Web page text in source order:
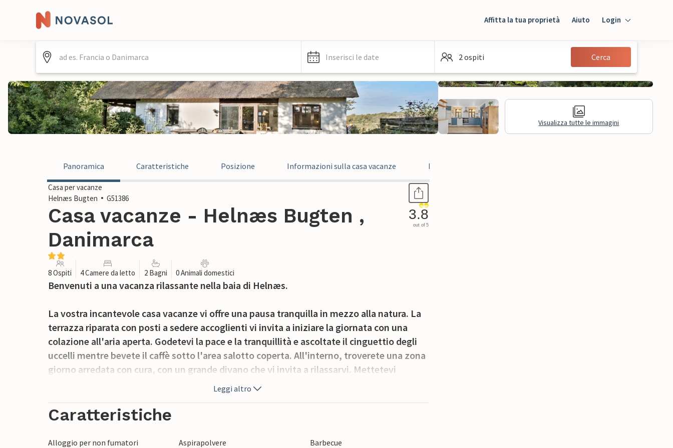
Affitta la tua proprietà Aiuto Login
Ospiti
Inserisci le date 2 ospiti Cerca
Visualizza tutte le immagini
Panoramica Caratteristiche Posizione Informazioni sulla casa vacanze Recensioni
Casa per vacanze
Helnæs Bugten
G51386
Casa vacanze - Helnæs Bugten ,
Danimarca
3.8
out of 5
8 Ospiti 4 Camere da letto 2 Bagni 0 Animali domestici
Benvenuti a una vacanza rilassante nella baia di Helnæs.
La vostra incantevole casa vacanze vi offre una pausa tranquilla in mezzo alla natura. La
terrazza riparata con posti a sedere accoglienti vi invita a iniziare la giornata con una
colazione all'aria aperta. Godetevi la pace e la tranquillità e ascoltate il cinguettio degli
uccelli mentre bevete il caffè sotto l'area salotto coperta. All'interno, troverete una zona
giorno arredata con cura, con un grande divano che vi invita a rilassarvi. Mettetevi
comodi qui dopo una giornata all'aria aperta e godetevi il calore accogliente della stufa a
legna, che vi terrà al caldo nelle serate più fresche. La zona pranzo adiacente offre spazio
per pasti conviviali, che potrete facilmente preparare nella cucina ben attrezzata.
Approfittate del giardino e concludete la serata con un barbecue sulle comode sedie da
Leggi altro
Caratteristiche
Alloggio per non fumatori Aspirapolvere
Barbecue